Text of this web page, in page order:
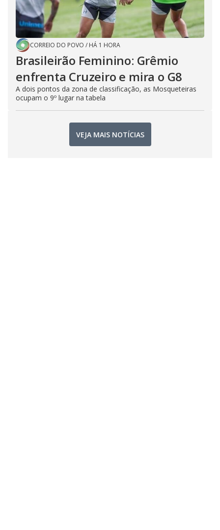
CORREIO DO POVO / HÁ 1 HORA
Brasileirão Feminino: Grêmio
enfrenta Cruzeiro e mira o G8
A dois pontos da zona de classificação, as Mosqueteiras
ocupam o 9º lugar na tabela
VEJA MAIS NOTÍCIAS